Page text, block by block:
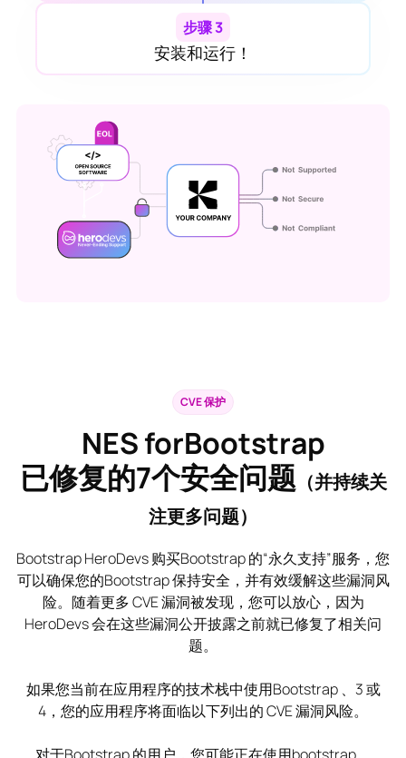
步骤 3
安装和运行！
CVE 保护
NES forBootstrap
已修复的7个安全问题 （并持续关
注更多问题）
Bootstrap HeroDevs 购买Bootstrap 的“永久支持”服务，您
可以确保您的Bootstrap 保持安全，并有效缓解这些漏洞风
险。随着更多 CVE 漏洞被发现，您可以放心，因为
HeroDevs 会在这些漏洞公开披露之前就已修复了相关问
题。
如果您当前在应用程序的技术栈中使用Bootstrap 、3 或
4，您的应用程序将面临以下列出的 CVE 漏洞风险。